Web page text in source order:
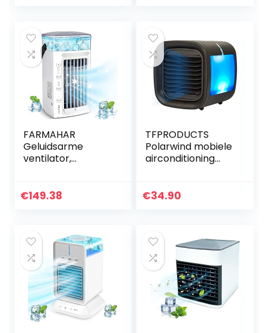
FARMAHAR
Geluidsarme
ventilator,
airconditioning,
€149.38
TFPRODUCTS
Polarwind mobiele
airconditioning
r zonder
€34.90